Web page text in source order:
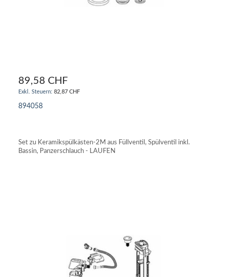
89,58 CHF
82,87 CHF
894058
Set zu Keramikspülkästen-2M aus Füllventil, Spülventil inkl.
Bassin, Panzerschlauch - LAUFEN